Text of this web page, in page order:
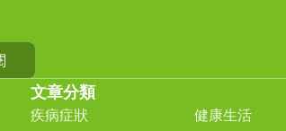
文章分類
疾病症狀
健康生活